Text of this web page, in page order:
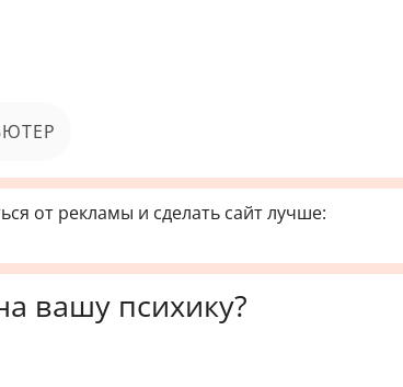
от рекламы и сделать сайт лучше:
вашу психику?